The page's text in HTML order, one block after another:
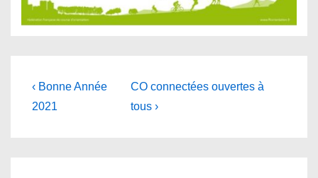
Navigation
de
Previous
Post
‹ Bonne Année
2021
Next
Post
CO connectées ouvertes à
tous ›